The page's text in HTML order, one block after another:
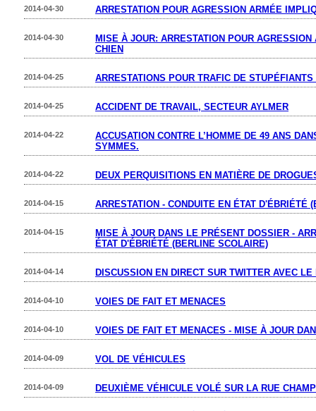
ARRESTATION POUR AGRESSION ARMÉE
2014-04-30
MISE À JOUR: ARRESTATION POUR
CHIEN
2014-04-30
ARRESTATIONS POUR TRAFIC DE
2014-04-25
ACCIDENT DE TRAVAIL, SECTEUR AYLMER
2014-04-25
ACCUSATION CONTRE L’HOMME DE 49 ANS
SYMMES.
2014-04-22
DEUX PERQUISITIONS EN MATIÈRE DE
2014-04-22
ARRESTATION - CONDUITE EN ÉTAT D'ÉBRIÉTÉ
2014-04-15
MISE À JOUR DANS LE PRÉSENT DOSSIER -
ÉTAT D'ÉBRIÉTÉ (BERLINE SCOLAIRE)
2014-04-15
DISCUSSION EN DIRECT SUR TWITTER AVEC LE
2014-04-14
VOIES DE FAIT ET MENACES
2014-04-10
VOIES DE FAIT ET MENACES - MISE À JOUR
2014-04-10
VOL DE VÉHICULES
2014-04-09
DEUXIÈME VÉHICULE VOLÉ SUR LA RUE
2014-04-09